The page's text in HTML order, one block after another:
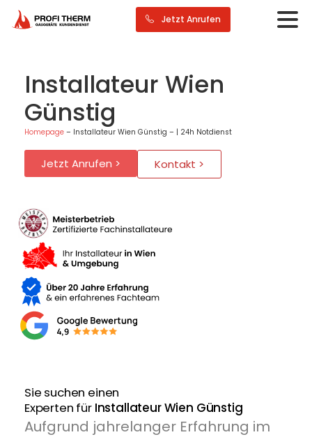
Jetzt Anrufen
Installateur Wien
Günstig
Homepage – Installateur Wien Günstig – | 24h Notdienst
Jetzt Anrufen > Kontakt >
Sie suchen einen
Experten für Installateur Wien Günstig
Aufgrund jahrelanger Erfahrung im